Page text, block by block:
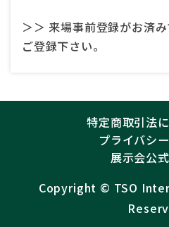
＞＞ 来場事前登録がお済
ご登録下さい。
特定商取引法
プライバシ
展示会公
Copyright ©︎ TSO